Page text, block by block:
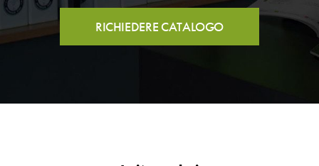
RICHIEDERE CATALOGO